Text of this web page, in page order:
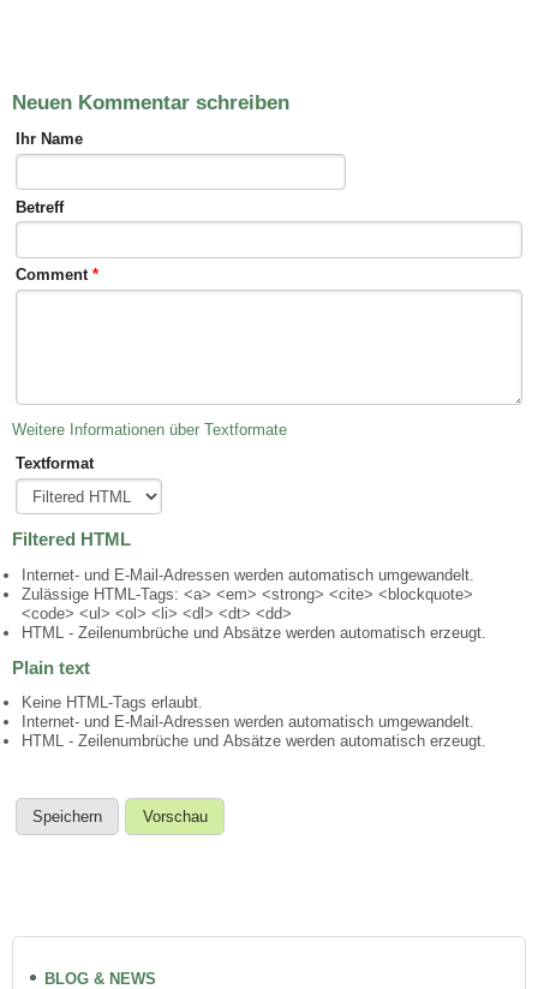
Neuen Kommentar schreiben
Ihr Name
Betreff
Comment *
Weitere Informationen über Textformate
Textformat
Filtered HTML
Internet- und E-Mail-Adressen werden automatisch umgewandelt.
Zulässige HTML-Tags: <a> <em> <strong> <cite> <blockquote>
<code> <ul> <ol> <li> <dl> <dt> <dd>
HTML - Zeilenumbrüche und Absätze werden automatisch erzeugt.
Plain text
Keine HTML-Tags erlaubt.
Internet- und E-Mail-Adressen werden automatisch umgewandelt.
HTML - Zeilenumbrüche und Absätze werden automatisch erzeugt.
BLOG & NEWS